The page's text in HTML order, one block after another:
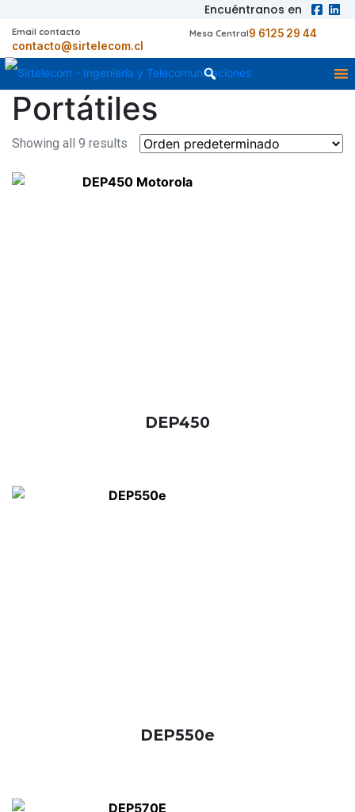
Encuéntranos en
Mesa Central9 6125 29 44
Email contacto
contacto@sirtelecom.cl
Portátiles
Showing all 9 results
DEP450
DEP550e